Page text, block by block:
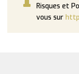
Risques et
vous sur